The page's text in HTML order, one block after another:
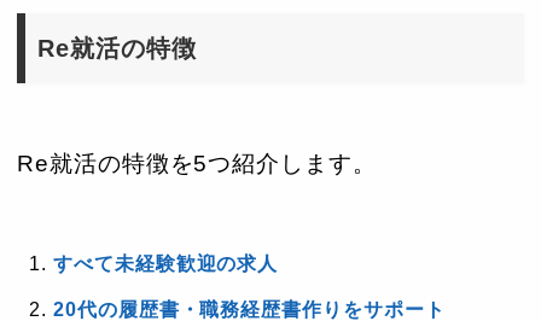
Re就活の特徴
Re就活の特徴を5つ紹介します。
すべて未経験歓迎の求人
20代の履歴書・職務経歴書作りをサポート